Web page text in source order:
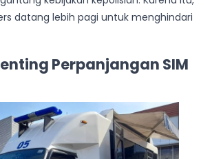
datang lebih pagi untuk menghindari
Perpanjangan SIM